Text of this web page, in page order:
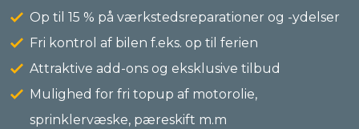
Op til 15 % på værkstedsreparationer og -ydelser
Fri kontrol af bilen f.eks. op til ferien
Attraktive add-ons og eksklusive tilbud
Mulighed for fri topup af motorolie,
sprinklervæske, pæreskift m.m